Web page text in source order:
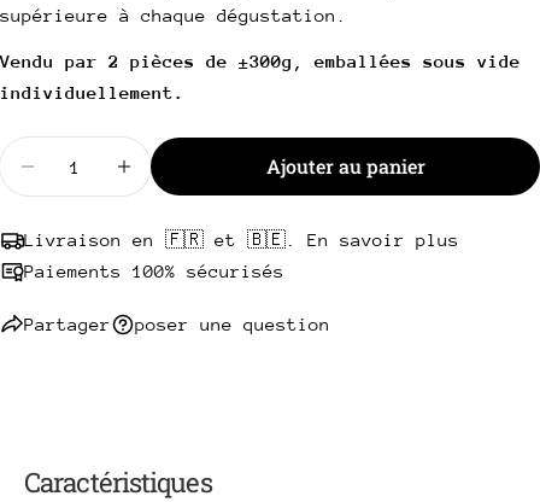
supérieure à chaque dégustation.
Vendu par 2 pièces de ±300g, emballées sous vide
individuellement.
Diminuer la quantité pour Entrecôte EU
Augmenter la quantité pour Entrecôte
Ajouter au panier
Livraison en 🇫🇷 et 🇧🇪. En savoir plus
Paiements 100% sécurisés
Partager
Partager
sur
sur
sur
poser une question
téléphone
Votre
Les champs marqués * sont obligatoires.
Envoyer une question
Caractéristiques